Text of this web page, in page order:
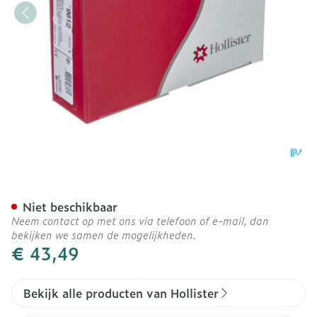
€ 43,49
Niet beschikbaar
Neem contact op met ons via telefoon of e-mail, dan
bekijken we samen de mogelijkheden.
Bekijk alle producten van Hollister